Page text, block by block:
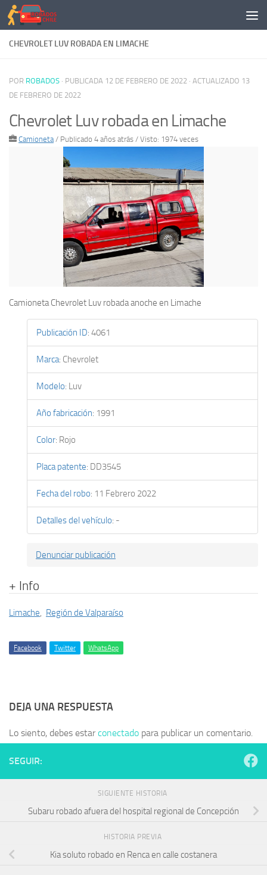
Saltar al contenido
CHEVROLET LUV ROBADA EN LIMACHE
POR ROBADOS · PUBLICADA 12 DE FEBRERO DE 2022 · ACTUALIZADO 13
DE FEBRERO DE 2022
Chevrolet Luv robada en Limache
Camioneta/ Publicado 4 años atrás / Visto: 1974 veces
Camioneta Chevrolet Luv robada anoche en Limache
Publicación ID: 4061
Marca: Chevrolet
Modelo: Luv
Año fabricación: 1991
Color: Rojo
Placa patente: DD3545
Fecha del robo: 11 Febrero 2022
Detalles del vehículo: -
Denunciar publicación
+ Info
Limache, Región de Valparaíso
Facebook Twitter WhatsApp
DEJA UNA RESPUESTA
Lo siento, debes estarconectado para publicar un comentario.
SEGUIR:
SIGUIENTE HISTORIA
Subaru robado afuera del hospital regional de Concepción
HISTORIA PREVIA
Kia soluto robado en Renca en calle costanera